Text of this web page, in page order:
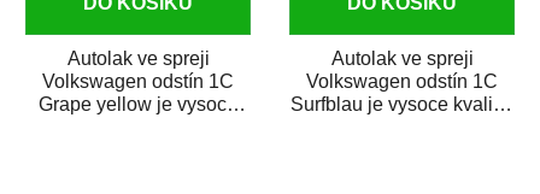
Autolak ve spreji
Volkswagen odstín 1C
Grape yellow je vysoce
Autolak ve spreji
Volkswagen odstín 1C
Surfblau je vysoce kvalitní